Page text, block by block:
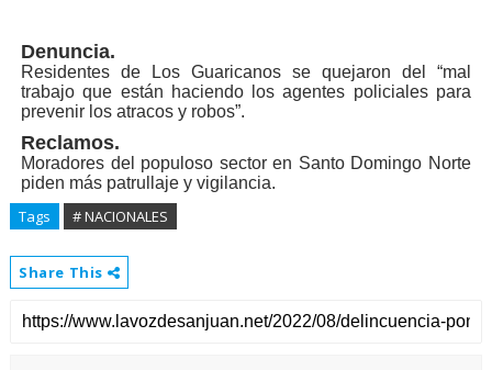
Denuncia.
Residentes de Los Guaricanos se quejaron del “mal
trabajo que están haciendo los agentes policiales para
prevenir los atracos y robos”.
Reclamos.
Moradores del populoso sector en Santo Domingo Norte
piden más patrullaje y vigilancia.
Tags # NACIONALES
Share This